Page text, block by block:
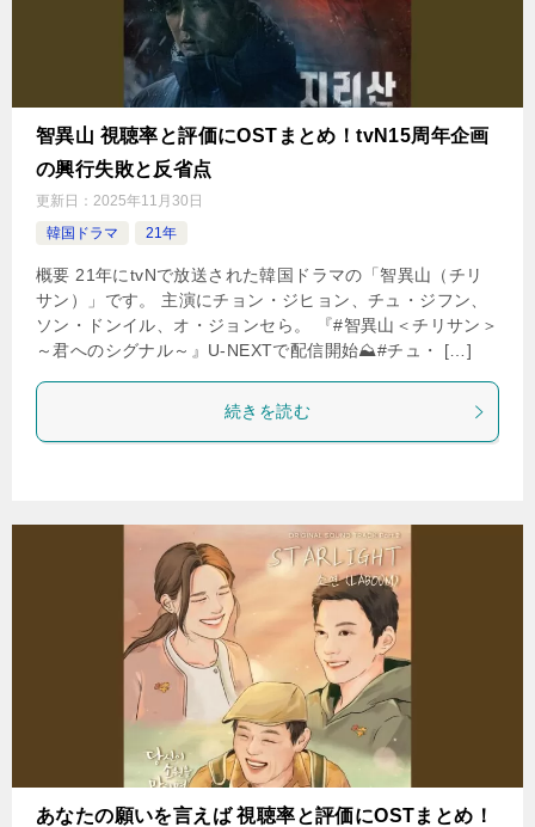
智異山 視聴率と評価にOSTまとめ！tvN15周年企画
の興行失敗と反省点
更新日： 2025年11月30日
韓国ドラマ
21年
概要 21年にtvNで放送された韓国ドラマの「智異山（チリ
サン）」です。 主演にチョン・ジヒョン、チュ・ジフン、
ソン・ドンイル、オ・ジョンセら。 『#智異山＜チリサン＞
～君へのシグナル～』U-NEXTで配信開始⛰#チュ・ […]
続きを読む
あなたの願いを言えば 視聴率と評価にOSTまとめ！